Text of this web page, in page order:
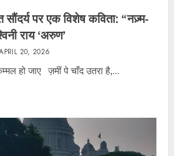
सौंदर्य पर एक विशेष कविता: “नज़्म-
राय ‘अरुण’
20, 2026
हो जाए ज़मीं पे चाँद उतरा है,...